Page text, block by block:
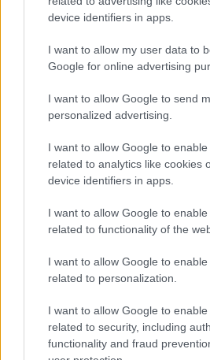
device identifiers in apps.
I want to allow my user data to
Google for online advertising
I want to allow Google to send
personalized advertising.
I want to allow Google to
related to analytics like cookies
device identifiers in apps.
I want to allow Google to
related to functionality of the
I want to allow Google to
related to personalization.
I want to allow Google to
related to security, including
functionality and fraud
Αθλητισμός |25.09.2024 09:48
Europa League με
στην... αστεράτη
Ο ΠΑΟΚ δοκιμάζεται στην
Κωνσταντινούπολη